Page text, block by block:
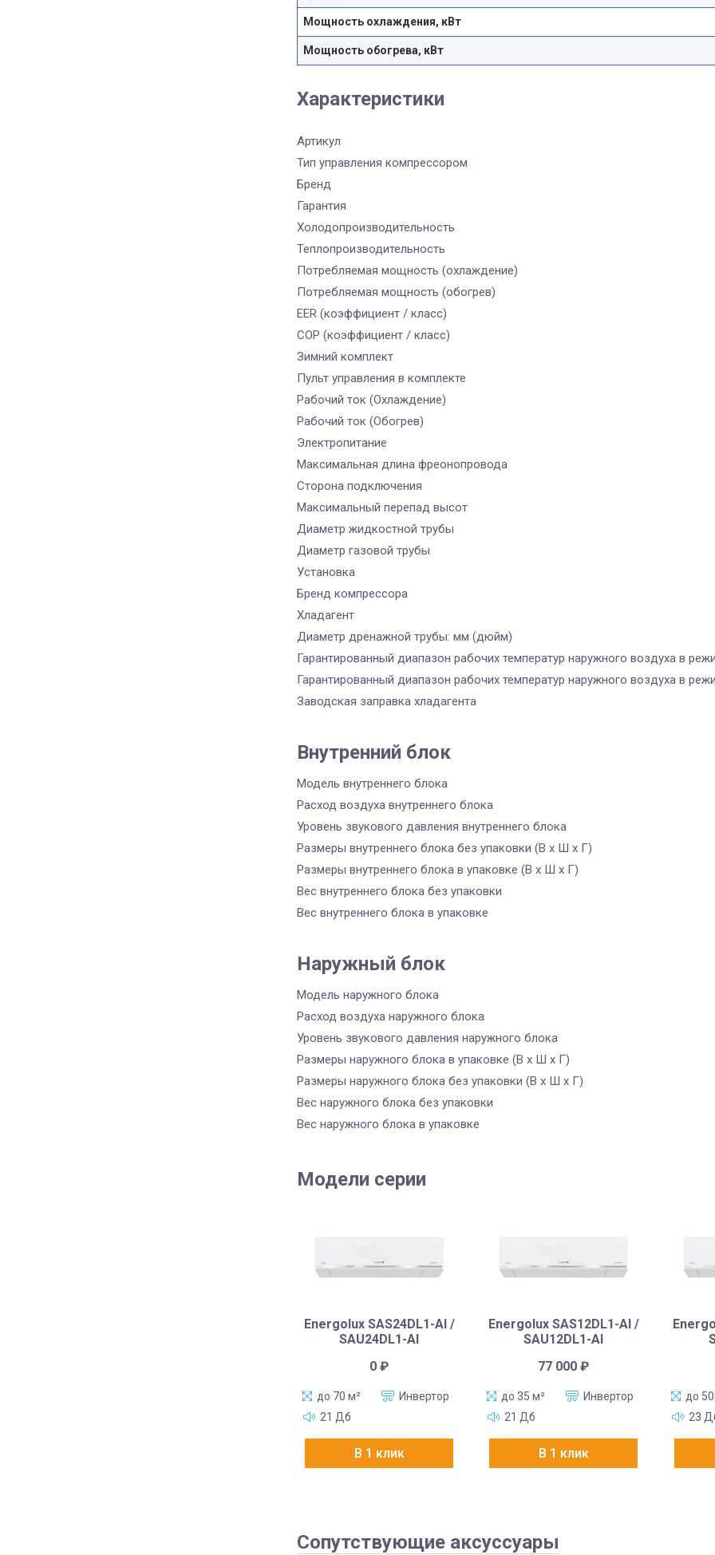
Мощность охлаждения, кВт
Мощность обогрева, кВт
Характеристики
Артикул
Тип управления компрессором
Бренд
Гарантия
Холодопроизводительность
Теплопроизводительность
Потребляемая мощность (охлаждение)
Потребляемая мощность (обогрев)
EER (коэффициент / класс)
COP (коэффициент / класс)
Зимний комплект
Пульт управления в комплекте
Рабочий ток (Охлаждение)
Рабочий ток (Обогрев)
Электропитание
Максимальная длина фреонопровода
Сторона подключения
Максимальный перепад высот
Диаметр жидкостной трубы
Диаметр газовой трубы
Установка
Бренд компрессора
Хладагент
Диаметр дренажной трубы: мм (дюйм)
Гарантированный диапазон рабочих температур наружного воздуха в
Гарантированный диапазон рабочих температур наружного воздуха в
Заводская заправка хладагента
Внутренний блок
Модель внутреннего блока
Расход воздуха внутреннего блока
Уровень звукового давления внутреннего блока
Размеры внутреннего блока без упаковки (В х Ш х Г)
Размеры внутреннего блока в упаковке (В х Ш х Г)
Вес внутреннего блока без упаковки
Вес внутреннего блока в упаковке
Наружный блок
Модель наружного блока
Расход воздуха наружного блока
Уровень звукового давления наружного блока
Размеры наружного блока в упаковке (В х Ш х Г)
Размеры наружного блока без упаковки (В х Ш х Г)
Вес наружного блока без упаковки
Вес наружного блока в упаковке
Модели серии
Energolux SAS24DL1-AI /
SAU24DL1-AI
0₽
до 70 м²
Инвертор
21 Дб
В 1 клик
Energolux SAS12DL1-AI /
SAU12DL1-AI
77 000₽
до 35 м²
Инвертор
21 Дб
В 1 клик
до
23
Сопутствующие аксуссуары